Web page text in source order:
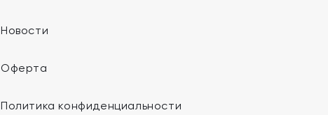
Новости
Оферта
Политика конфиденциальности